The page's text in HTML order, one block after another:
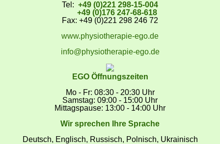
Tel: +49 (0)221 298-15-004
+49 (0)176 247-68-618
Fax: +49 (0)221 298 246 72
www.physiotherapie-ego.de
info@physiotherapie-ego.de
EGO Öffnungszeiten
Mo - Fr: 08:30 - 20:30 Uhr
Samstag: 09:00 - 15:00 Uhr
Mittagspause: 13:00 - 14:00 Uhr
Wir sprechen Ihre Sprache
Deutsch, Englisch, Russisch, Polnisch, Ukrainisch